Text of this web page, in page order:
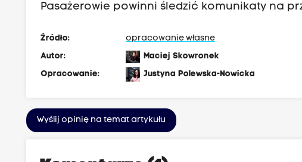
Pasażerowie powinni śledzić komunikaty na
Źródło:
opracowanie własne
Autor:
Maciej Skowronek
Opracowanie:
Justyna Polewska-Nowicka
Wyślij opinię na temat artykułu